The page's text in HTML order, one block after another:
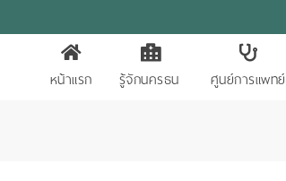
หน้าแรก รู้จักนครธน ศูนย์การแพทย์